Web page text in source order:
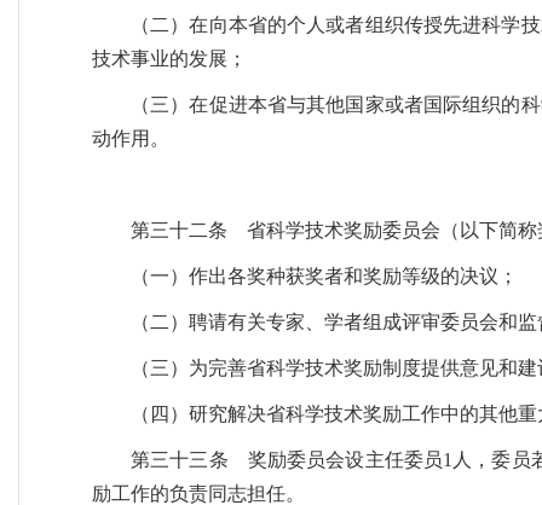
（二）在向本省的个人或者组织传授先进科学
技术事业的发展；
（三）在促进本省与其他国家或者国际组织的
动作用。
第三十二条 省科学技术奖励委员会（以下简称
（一）作出各奖种获奖者和奖励等级的决议；
（二）聘请有关专家、学者组成评审委员会和
（三）为完善省科学技术奖励制度提供意见和建
（四）研究解决省科学技术奖励工作中的其他
第三十三条 奖励委员会设主任委员1人，委员
励工作的负责同志担任。